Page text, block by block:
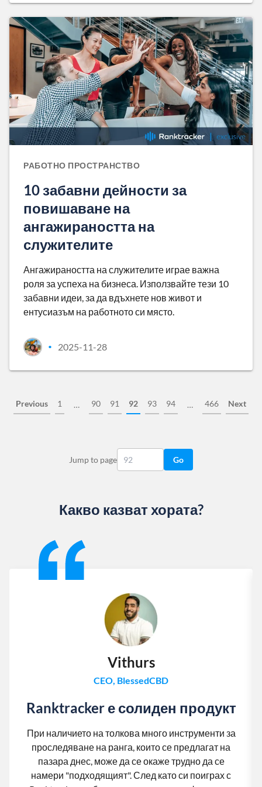
РАБОТНО ПРОСТРАНСТВО
10 забавни дейности за
повишаване на
ангажираността на
служителите
Ангажираността на служителите играе важна
роля за успеха на бизнеса. Използвайте тези 10
забавни идеи, за да вдъхнете нов живот и
ентусиазъм на работното си място.
• 2025-11-28
Previous 1 … 90 91 92 93 94 … 466 Next
Jump to page Go
Какво казват хората?
Vithurs
CEO, BlessedCBD
Ranktracker е солиден продукт
При наличието на толкова много инструменти за
проследяване на ранга, които се предлагат на
пазара днес, може да се окаже трудно да се
намери "подходящият". След като си поиграх с